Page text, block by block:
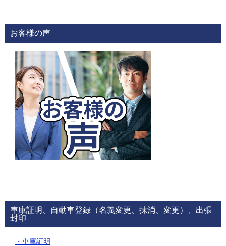
お客様の声
車庫証明、自動車登録（名義変更、抹消、変更）、出張
封印
・車庫証明